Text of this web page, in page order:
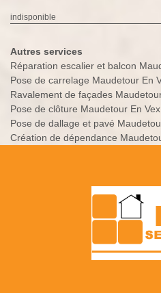
indisponible
Autres services
Réparation escalier et balcon
Pose de carrelage Maudetour En
Ravalement de façades
Pose de clôture Maudetour En
Pose de dallage et pavé
Création de dépendance